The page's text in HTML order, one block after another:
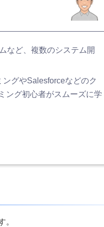
など、複数のシステム開
グやSalesforceなどのク
ング初心者がスムーズに学
。